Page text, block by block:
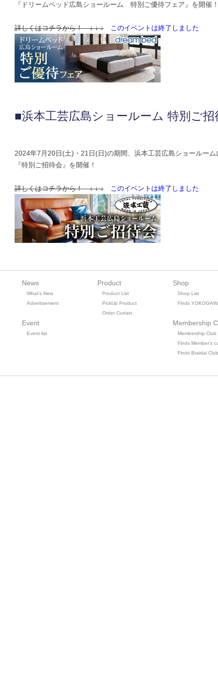
『ドリームベッド広島ショールーム 特別ご優待フェア』を開催
詳しくはコチラから！ ↓ ↓ ↓ このイベントは終了しました
■浜本工芸広島ショールーム 特別ご
2024年7月20日(土)・21日(日)の期間、浜本工芸広島ショールーム
『特別ご招待会』を開催！
詳しくはコチラから！ ↓ ↓ ↓ このイベントは終了しました
News
What's New
Advertisement
Event
Event list
Product
Product List
PickUp Product
Order Curtain
Shop
Shop List
Finds
Membership
Membership Club
Finds Member's
Finds Braidal Club